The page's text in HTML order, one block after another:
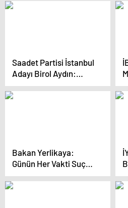
tepki gösterdi
Saadet Partisi İstanbul
Adayı Birol Aydın:
“Bizim Bir İstanbul
Tasavvurumuz Var,
Bakan Yerlikaya:
Günün Her Vakti Suçu
Önlemek İçin
Çalışıyoruz